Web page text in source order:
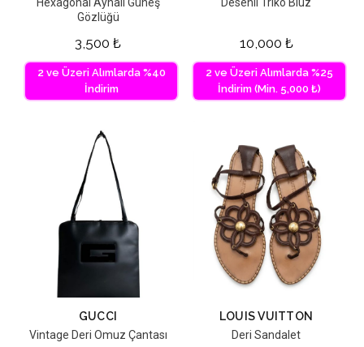
Gözlüğü
3,500 ₺
2 ve Üzeri Alımlarda %40
İndirim
10,000 ₺
2 ve Üzeri Alımlarda %25
İndirim (Min. 5,000 ₺)
GUCCI
Vintage Deri Omuz Çantası
LOUIS VUITTON
Deri Sandalet